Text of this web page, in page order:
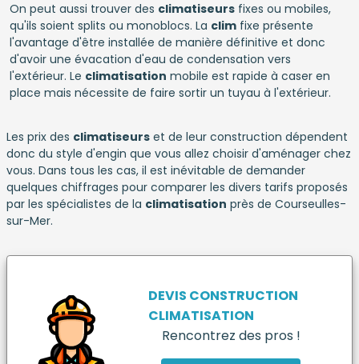
On peut aussi trouver des climatiseursfixes ou mobiles,
qu'ils soient splits ou monoblocs. La climfixe présente
l'avantage d'être installée de manière définitive et donc
d'avoir une évacation d'eau de condensation vers
l'extérieur. Le climatisation mobile est rapide à caser en
place mais nécessite de faire sortir un tuyau à l'extérieur.
Les prix des climatiseurs et de leur construction dépendent
donc du style d'engin que vous allez choisir d'aménager chez
vous. Dans tous les cas, il est inévitable de demander
quelques chiffrages pour comparer les divers tarifs proposés
par les spécialistes de la climatisation près de Courseulles-
sur-Mer.
DEVIS CONSTRUCTION
CLIMATISATION
Rencontrez des pros !